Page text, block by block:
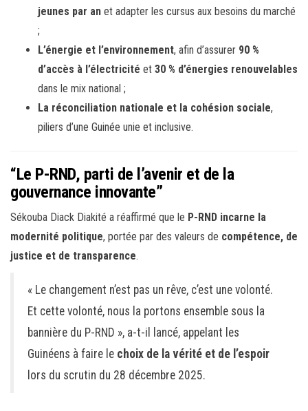
jeunes par an et adapter les cursus aux besoins du marché
;
L’énergie et l’environnement, afin d’assurer 90 %
d’accès à l’électricité et 30 % d’énergies renouvelables
dans le mix national ;
La réconciliation nationale et la cohésion sociale,
piliers d’une Guinée unie et inclusive.
“Le P-RND, parti de l’avenir et de la
gouvernance innovante”
Sékouba Diack Diakité a réaffirmé que le P-RND incarne la
modernité politique, portée par des valeurs de compétence, de
justice et de transparence.
« Le changement n’est pas un rêve, c’est une volonté.
Et cette volonté, nous la portons ensemble sous la
bannière du P-RND », a-t-il lancé, appelant les
Guinéens à faire le choix de la vérité et de l’espoir
lors du scrutin du 28 décembre 2025.